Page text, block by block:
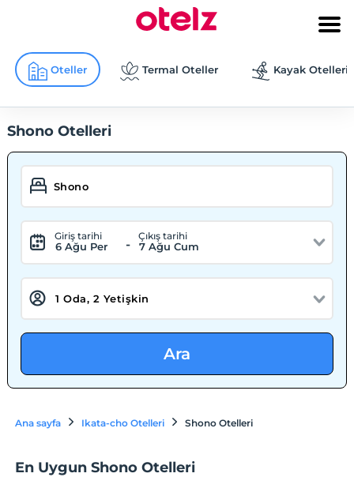
Oteller Termal Oteller Kayak Otelleri
Shono Otelleri
Giriş tarihi
6 Ağu Per -
Çıkış tarihi
7 Ağu Cum
Ara
Ana sayfa Ikata-cho Otelleri Shono Otelleri
En Uygun Shono Otelleri